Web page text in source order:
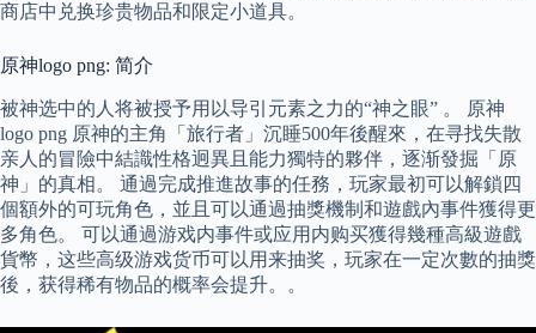
商店中兑换珍贵物品和限定小道具。
原神logo png: 简介
被神选中的人将被授予用以导引元素之力的“神之眼” 。 原神
logo png 原神的主角「旅行者」沉睡500年後醒來，在寻找失散
亲人的冒險中結識性格迥異且能力獨特的夥伴，逐渐發掘「原
神」的真相。 通過完成推進故事的任務，玩家最初可以解鎖四
個額外的可玩角色，並且可以通過抽獎機制和遊戲內事件獲得更
多角色。 可以通過游戏内事件或应用内购买獲得幾種高級遊戲
貨幣，这些高级游戏货币可以用来抽奖，玩家在一定次數的抽獎
後，获得稀有物品的概率会提升。。